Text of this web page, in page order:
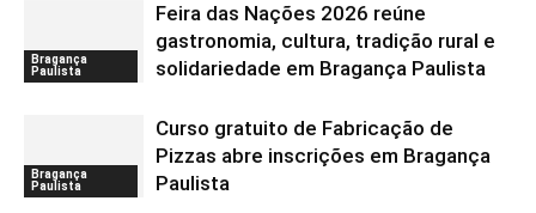
Bragança
Paulista
Feira das Nações 2026 reúne
gastronomia, cultura, tradição rural e
solidariedade em Bragança Paulista
Bragança
Paulista
Curso gratuito de Fabricação de
Pizzas abre inscrições em Bragança
Paulista